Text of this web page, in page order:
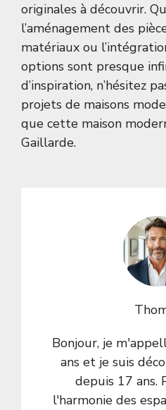
originales à découvrir.
l’aménagement des
matériaux ou
options sont presque
d’inspiration, n’hésitez
projets de maisons
que cette maison
Gaillarde.
Bonjour, je
ans et je suis
depuis 17 ans.
l'harmonie des